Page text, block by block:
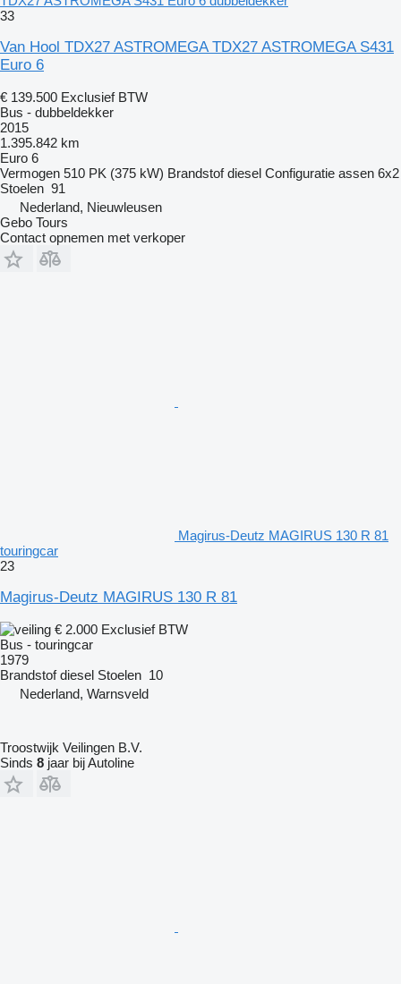
33
Van Hool TDX27 ASTROMEGA TDX27 ASTROMEGA S431
Euro 6
€ 139.500 Exclusief BTW
Bus - dubbeldekker
2015
1.395.842 km
Euro 6
Vermogen 510 PK (375 kW) Brandstof diesel Configuratie assen 6x2
Stoelen 91
Nederland, Nieuwleusen
Gebo Tours
Contact opnemen met verkoper
Magirus-Deutz MAGIRUS 130 R 81
touringcar
23
Magirus-Deutz MAGIRUS 130 R 81
€ 2.000 Exclusief BTW
Bus - touringcar
1979
Brandstof diesel Stoelen 10
Nederland, Warnsveld
Troostwijk Veilingen B.V.
Sinds 8 jaar bij Autoline